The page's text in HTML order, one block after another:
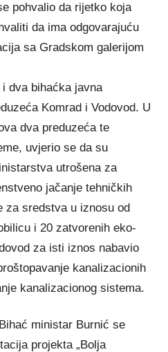
pohvalio da rijetko koja
da ima odgovarajuću
sa Gradskom galerijom
dva bihaćka javna
Komrad i Vodovod. U
dva preduzeća te
uvjerio se da su
utrošena za
jačanje tehničkih
za sredstva u iznosu od
i 20 zatvorenih eko-
za isti iznos nabavio
kanalizacionih
kanalizacionog sistema.
ministar Burnić se
projekta „Bolja